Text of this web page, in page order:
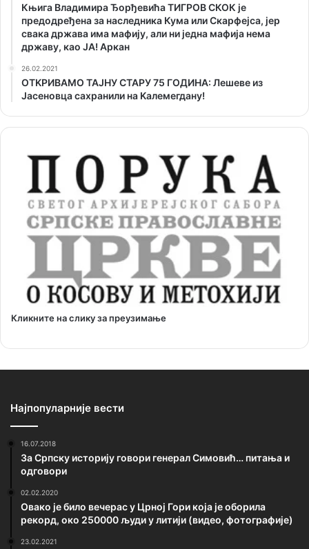
Књига Владимира Ђорђевића ТИГРОВ СКОК је
предодређена за наследника Кума или Скарфејса, јер
свака држава има мафију, али ни једна мафија нема
државу, као ЈА! Аркан
26.02.2021
ОТKРИВАМО ТАЈНУ СТАРУ 75 ГОДИНА: Лешеве из
Јасеновца сахранили на Kалемегдану!
Кликните на слику за преузимање
Најпопуларније вести
16.07.2018
За Српску историју говори генерал Симовић… питања и
одговори
02.02.2020
Овако је било вечерас у Црној Гори која је оборила
рекорд, око 250000 људи у литији (видео, фотографије)
23.02.2021